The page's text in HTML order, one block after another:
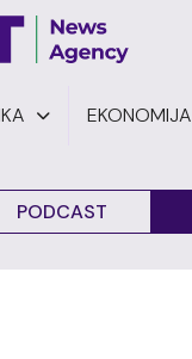
EKONOMIJA
PODCAST